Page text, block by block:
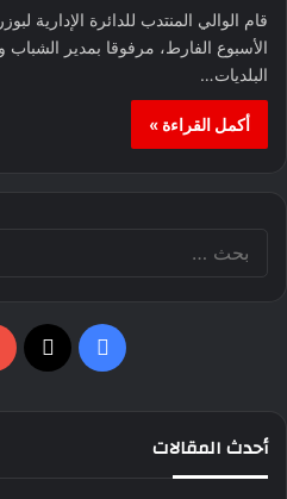
قام الوالي المنتدب للدائرة الإدارية
الأسبوع الفارط، مرفوقا بمدير
البلديات…
أكمل القراءة »
فيسبوك
أحدث المقالات